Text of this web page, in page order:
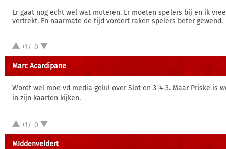
Er gaat nog echt wel wat muteren. Er moeten spelers bij en ik
vertrekt. En naarmate de tijd vordert raken spelers beter gewend.
+1/-0
Marc Acardipane
Wordt wel moe vd media gelul over Slot en 3-4-3. Maar Priske is
in zijn kaarten kijken.
+1/-0
MIddenveldert